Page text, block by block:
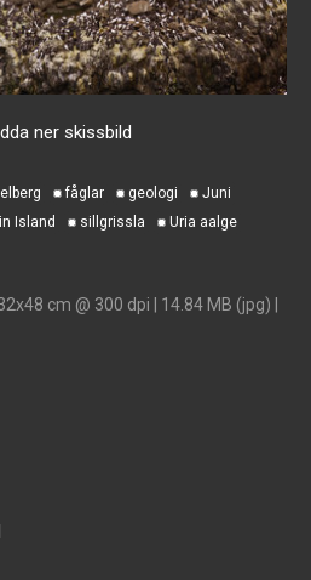
ner skissbild
fåglar geologi
Juni
Island sillgrissla Uria aalge
cm @ 300 dpi | 14.84 MB (jpg) |